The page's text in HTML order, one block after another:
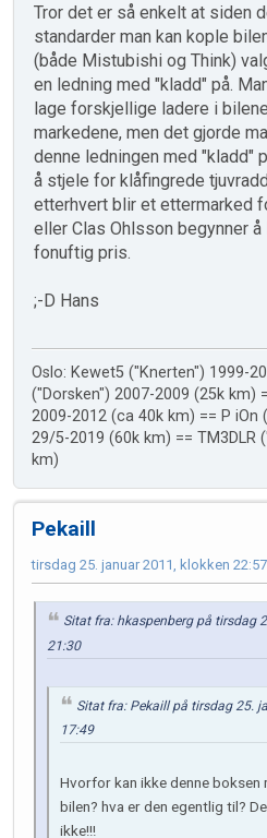
Tror det er så enkelt at siden
standarder man kan kople
(både Mistubishi og Think)
en ledning med "kladd" på.
lage forskjellige ladere i
markedene, men det gjorde
denne ledningen med "kladd"
å stjele for klåfingrede
etterhvert blir et ettermarked
eller Clas Ohlsson begynner
fonuftig pris.
;-D Hans
Oslo: Kewet5 ("Knerten") 1999-
("Dorsken") 2007-2009 (25k km)
2009-2012 (ca 40k km) == P iOn
29/5-2019 (60k km) == TM3DLR
km)
Pekaill
tirsdag 25. januar 2011, klokken 22:57
Sitat fra: hkaspenberg på tirsdag
21:30
Sitat fra: Pekaill på tirsdag 25.
17:49
Hvorfor kan ikke denne boksen
bilen? hva er den egentlig til?
ikke!!!